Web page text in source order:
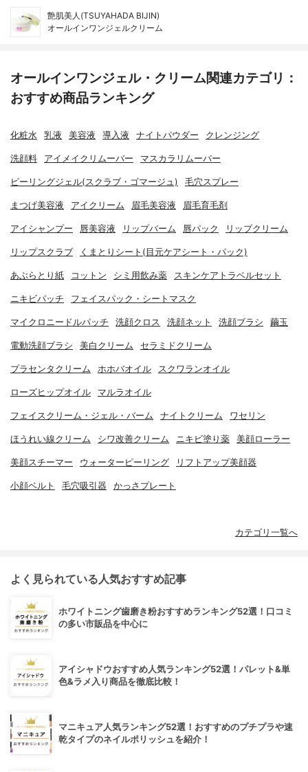
艶肌美人(TSUYAHADA BIJIN)
オールインワンジェルクリーム
オールインワンジェル・クリーム関連カテゴリ：
おすすめ商品ランキング
化粧水 乳液 美容液 導入液 ナイトパウダー クレンジング
洗顔料 アイメイクリムーバー マスカラリムーバー
ピーリングジェル(スクラブ・ゴマージュ) 毛穴スプレー
まつげ美容液 アイクリーム 眉毛美容液 眉毛育毛剤
アイシャンプー 唇美容液 リップバーム 唇パック リップクリーム
リップスクラブ くまとりシート(目元ケアシート・パック)
あぶらとり紙 コットン シミ用飲み薬 スキンケアトラベルセット
ニキビパッチ フェイスパック・シートマスク
マイクロニードルパッチ 洗顔クロス 洗顔ネット 洗顔ブラシ 繭玉
電動洗顔ブラシ 美白クリーム セラミドクリーム
プラセンタクリーム ホホバオイル スクワランオイル
ローズヒップオイル マルラオイル
フェイスクリーム・ジェル・バーム ナイトクリーム ワセリン
ほうれい線クリーム シワ改善クリーム ニキビ塗り薬 美顔ローラー
美顔スチーマー ウォーターピーリング リフトアップ美顔器
小顔ベルト 毛穴吸引器 かっさプレート
カテゴリ一覧へ
よく見られている人気おすすめ記事
ホワイトニング歯磨き粉おすすめランキング52選！口コミ
の多い市販品を中心に
アイシャドウおすすめ人気ランキング52選！パレット&単
色&ラメ入り商品を徹底比較！
マニキュア人気ランキング52選！おすすめのプチプラや速
乾タイプのネイルポリッシュを紹介！